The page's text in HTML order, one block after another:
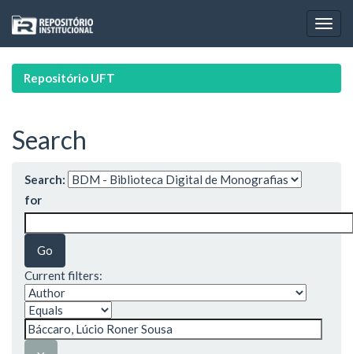
navigation
Repositório UFT
Search
Search:
for
Current filters: